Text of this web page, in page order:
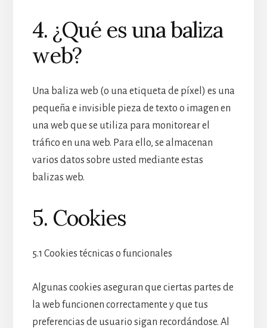
4. ¿Qué es una baliza
web?
Una baliza web (o una etiqueta de píxel) es una
pequeña e invisible pieza de texto o imagen en
una web que se utiliza para monitorear el
tráfico en una web. Para ello, se almacenan
varios datos sobre usted mediante estas
balizas web.
5. Cookies
5.1 Cookies técnicas o funcionales
Algunas cookies aseguran que ciertas partes de
la web funcionen correctamente y que tus
preferencias de usuario sigan recordándose. Al